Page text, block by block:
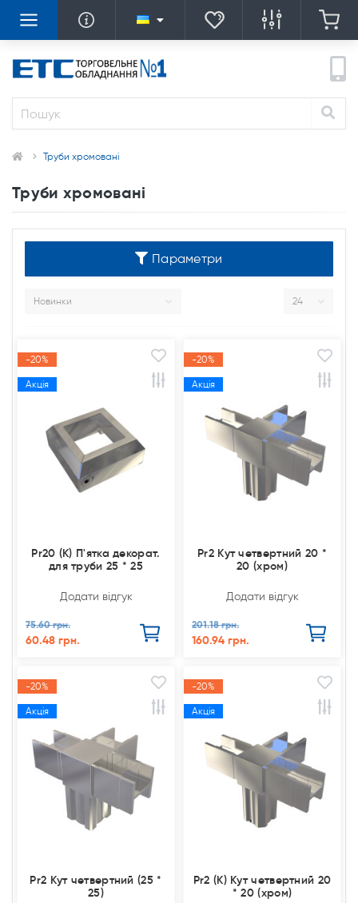
Труби хромовані
Труби хромовані
Параметри
-20%
Акція
Pr20 (К) П'ятка декорат.
для труби 25 * 25
Додати відгук
75.60 грн.
60.48 грн.
-20%
Акція
Pr2 Кут четвертний 20 *
20 (хром)
Додати відгук
201.18 грн.
160.94 грн.
-20%
Акція
Pr2 Кут четвертний (25 *
25)
-20%
Акція
Pr2 (К) Кут четвертний 20
* 20 (хром)